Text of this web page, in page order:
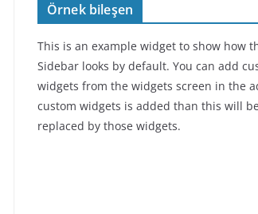
Örnek bileşen
This is an example widget to show how
Sidebar looks by default. You can add
widgets from the widgets screen in the
custom widgets is added than this will be
replaced by those widgets.